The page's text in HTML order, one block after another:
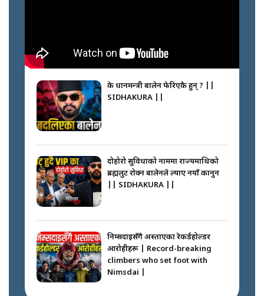
के प्रधानमन्त्री बालेन फेरिएकै हुन् ? ||
SIDHAKURA ||
दोहोरो सुविधाको नाममा राज्यमाथिको
ब्रह्मलुट रोक्न बालेनले ल्याए नयाँ कानुन
|| SIDHAKURA ||
निम्सदाइसँगै अस्ताएका रेकर्डहोल्डर
आरोहीहरू | Record-breaking
climbers who set foot with
Nimsdai |